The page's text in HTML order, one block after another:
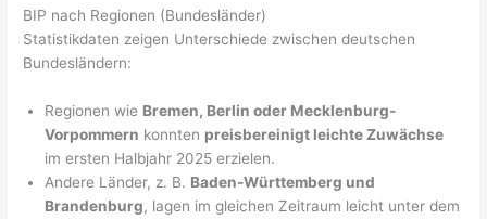
BIP nach Regionen (Bundesländer)
Statistikdaten zeigen Unterschiede zwischen deutschen
Bundesländern:
Regionen wie Bremen, Berlin oder Mecklenburg-
Vorpommern konnten preisbereinigt leichte Zuwächse
im ersten Halbjahr 2025 erzielen.
Andere Länder, z. B. Baden-Württemberg und
Brandenburg, lagen im gleichen Zeitraum leicht unter dem